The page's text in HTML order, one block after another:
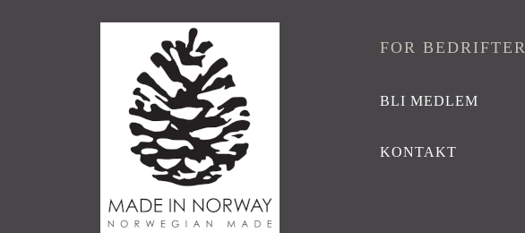
FOR BEDRIFTER
BLI MEDLEM
KONTAKT